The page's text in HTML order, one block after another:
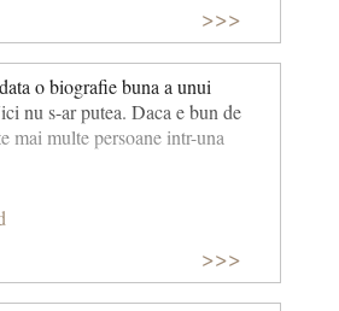
>>>
o biografie buna a unui
nu s-ar putea. Daca e bun de
mai multe persoane intr-una
>>>